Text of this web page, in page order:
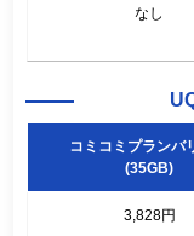
なし
コミコミプランバ
(35GB)
3,828円